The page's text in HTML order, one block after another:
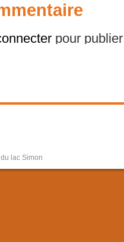
pour
lac Simon